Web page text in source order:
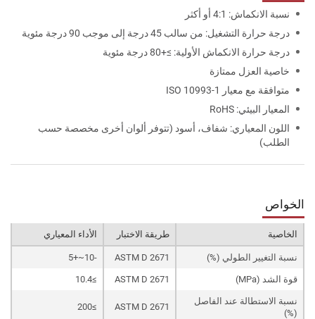
نسبة الانكماش: 4:1 أو أكثر
درجة حرارة التشغيل: من سالب 45 درجة إلى موجب 90 درجة مئوية
درجة حرارة الانكماش الأولية: ≥+80 درجة مئوية
خاصية العزل ممتازة
متوافقة مع معيار ISO 10993-1
المعيار البيئي: RoHS
اللون المعياري: شفاف، أسود (تتوفر ألوان أخرى مخصصة حسب
الطلب)
الخواص
الخاصية طريقة الاختبار الأداء المعياري
نسبة التغيير الطولي (%) ASTM D 2671
-10~+5
قوة الشد (MPa) ASTM D 2671
≥10.4
نسبة الاستطالة عند الفاصل
(%)
ASTM D 2671
≥200